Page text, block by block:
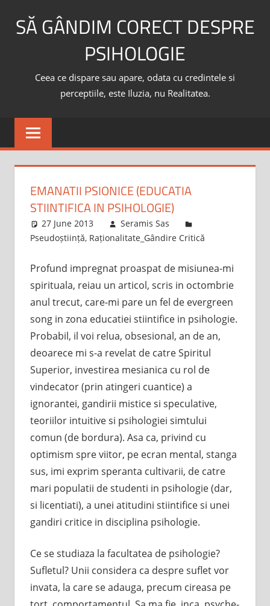
SĂ GÂNDIM CORECT DESPRE
PSIHOLOGIE
Ceea ce dispare sau apare, odata cu credintele si
perceptiile, este Iluzia, nu Realitatea.
EMANATII PSIONICE (EDUCATIA
STIINTIFICA IN PSIHOLOGIE)
27 June 2013
Seramis Sas
Pseudoștiință, Raționalitate_Gândire Critică
Profund impregnat proaspat de misiunea-mi
spirituala, reiau un articol, scris in octombrie
anul trecut, care-mi pare un fel de evergreen
song in zona educatiei stiintifice in psihologie.
Probabil, il voi relua, obsesional, an de an,
deoarece mi s-a revelat de catre Spiritul
Superior, investirea mesianica cu rol de
vindecator (prin atingeri cuantice) a
ignorantei, gandirii mistice si speculative,
teoriilor intuitive si psihologiei simtului
comun (de bordura). Asa ca, privind cu
optimism spre viitor, pe ecran mental, stanga
sus, imi exprim speranta cultivarii, de catre
mari populatii de studenti in psihologie (dar,
si licentiati), a unei atitudini stiintifice si unei
gandiri critice in disciplina psihologie.
Ce se studiaza la facultatea de psihologie?
Sufletul? Unii considera ca despre suflet vor
invata, la care se adauga, precum cireasa pe